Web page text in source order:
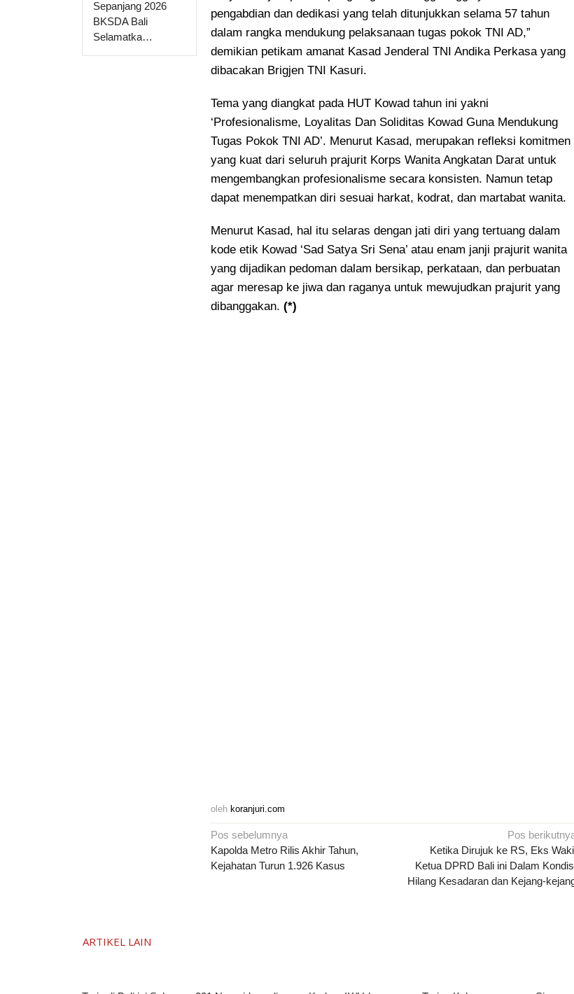
Sepanjang 2026
BKSDA Bali
Selamatka…
pengabdian dan dedikasi yang telah ditunjukkan selama 57 tahun
dalam rangka mendukung pelaksanaan tugas pokok TNI AD,”
demikian petikam amanat Kasad Jenderal TNI Andika Perkasa yang
dibacakan Brigjen TNI Kasuri.
Tema yang diangkat pada HUT Kowad tahun ini yakni
‘Profesionalisme, Loyalitas Dan Soliditas Kowad Guna Mendukung
Tugas Pokok TNI AD’. Menurut Kasad, merupakan refleksi komitmen
yang kuat dari seluruh prajurit Korps Wanita Angkatan Darat untuk
mengembangkan profesionalisme secara konsisten. Namun tetap
dapat menempatkan diri sesuai harkat, kodrat, dan martabat wanita.
Menurut Kasad, hal itu selaras dengan jati diri yang tertuang dalam
kode etik Kowad ‘Sad Satya Sri Sena’ atau enam janji prajurit wanita
yang dijadikan pedoman dalam bersikap, perkataan, dan perbuatan
agar meresap ke jiwa dan raganya untuk mewujudkan prajurit yang
dibanggakan.(*)
oleh koranjuri.com
Navigasi
pos
Pos sebelumnya
Kapolda Metro Rilis Akhir Tahun,
Kejahatan Turun 1.926 Kasus
Pos
Ketika Dirujuk ke RS, Eks
Ketua DPRD Bali ini Dalam
Hilang Kesadaran dan Kejang-
ARTIKEL LAIN